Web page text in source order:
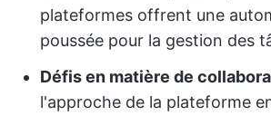
plateformes offrent une
poussée pour la gestion des
Défis en matière de
l'approche de la plateforme